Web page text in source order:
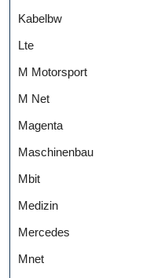
Kabelbw
Lte
M Motorsport
M Net
Magenta
Maschinenbau
Mbit
Medizin
Mercedes
Mnet